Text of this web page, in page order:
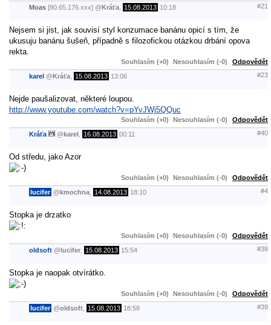
Moas [80.65.176.xxx] @Kráťa 15.08.2013 10:18 #21
Nejsem si jist, jak souvisí styl konzumace banánu opicí s tím, že
ukusuju banánu šušeň, případně s filozofickou otázkou drbání opova
rekta.
Souhlasím (+0) Nesouhlasím (-0) Odpovědět
karel @Kráťa 15.08.2013 13:06 #23
Nejde paušalizovat, některé loupou.
http://www.youtube.com/watch?v=pYvJWj5QQuc
Souhlasím (+0) Nesouhlasím (-0) Odpovědět
Kráťa @karel 16.08.2013 00:11 #40
Od středu, jako Azor
Souhlasím (+0) Nesouhlasím (-0) Odpovědět
lucifer @kmochna 14.08.2013 18:10 #4
Stopka je drzatko
Souhlasím (+0) Nesouhlasím (-0) Odpovědět
oldsoft @lucifer 15.08.2013 15:54 #38
Stopka je naopak otvírátko.
Souhlasím (+0) Nesouhlasím (-0) Odpovědět
lucifer @oldsoft 15.08.2013 18:58 #39